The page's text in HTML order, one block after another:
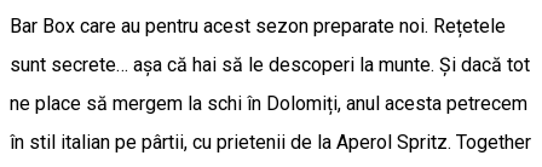
Bar Box care au pentru acest sezon preparate noi. Rețetele
sunt secrete… așa că hai să le descoperi la munte. Și dacă tot
ne place să mergem la schi în Dolomiți, anul acesta petrecem
în stil italian pe pârtii, cu prietenii de la Aperol Spritz. Together